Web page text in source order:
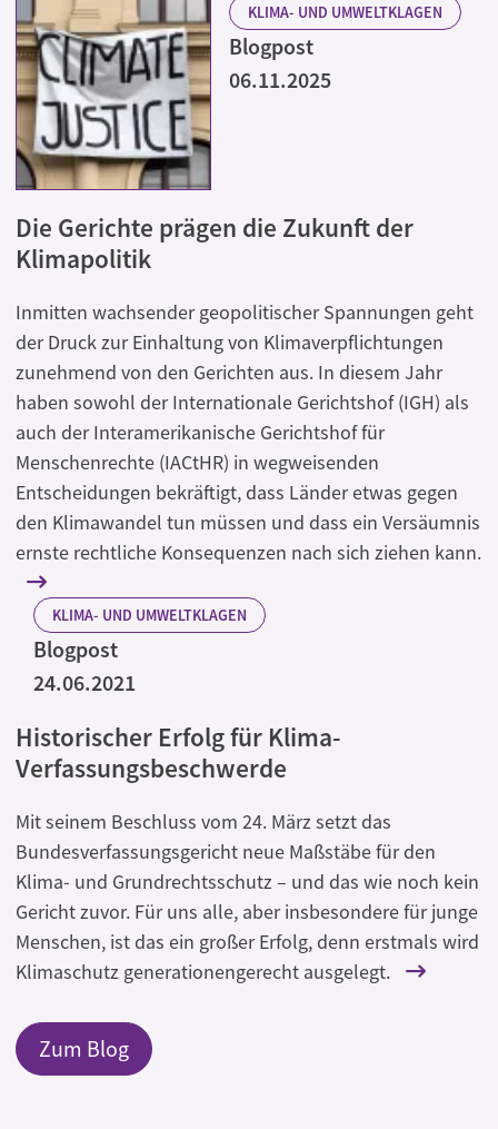
KLIMA- UND UMWELTKLAGEN
Blogpost
06.11.2025
Die Gerichte prägen die Zukunft der
Klimapolitik
Inmitten wachsender geopolitischer Spannungen geht
der Druck zur Einhaltung von Klimaverpflichtungen
zunehmend von den Gerichten aus. In diesem Jahr
haben sowohl der Internationale Gerichtshof (IGH) als
auch der Interamerikanische Gerichtshof für
Menschenrechte (IACtHR) in wegweisenden
Entscheidungen bekräftigt, dass Länder etwas gegen
den Klimawandel tun müssen und dass ein Versäumnis
ernste rechtliche Konsequenzen nach sich ziehen kann.
KLIMA- UND UMWELTKLAGEN
Blogpost
24.06.2021
Historischer Erfolg für Klima-
Verfassungsbeschwerde
Mit seinem Beschluss vom 24. März setzt das
Bundesverfassungsgericht neue Maßstäbe für den
Klima- und Grundrechtsschutz – und das wie noch kein
Gericht zuvor. Für uns alle, aber insbesondere für junge
Menschen, ist das ein großer Erfolg, denn erstmals wird
Klimaschutz generationengerecht ausgelegt.
Zum Blog